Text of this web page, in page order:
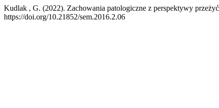
Kudlak , G. (2022). Zachowania patologiczne z perspektywy
https://doi.org/10.21852/sem.2016.2.06